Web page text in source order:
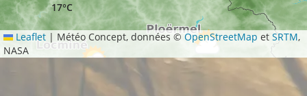
17°C
17°C
Leaflet | Météo Concept, données ©OpenStreetMap etSRTM,
NASA